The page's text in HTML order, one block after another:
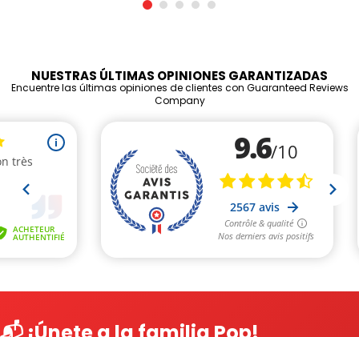
NUESTRAS ÚLTIMAS OPINIONES GARANTIZADAS
Encuentre las últimas opiniones de clientes con Guaranteed Reviews
Company